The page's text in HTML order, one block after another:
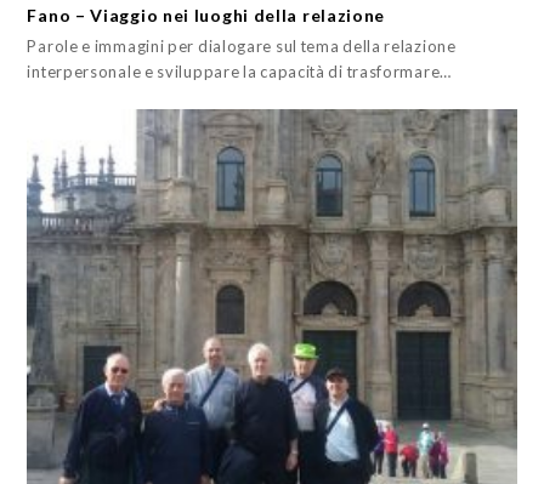
Fano – Viaggio nei luoghi della relazione
Parole e immagini per dialogare sul tema della relazione
interpersonale e sviluppare la capacità di trasformare…